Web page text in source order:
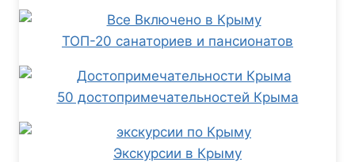
ТОП-20 санаториев и пансионатов
50 достопримечательностей Крыма
Экскурсии в Крыму